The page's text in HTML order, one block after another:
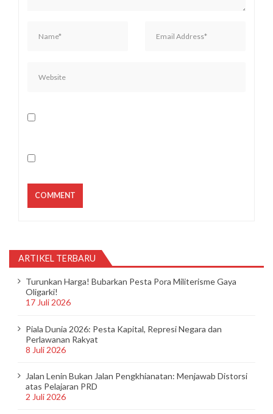
ARTIKEL TERBARU
Turunkan Harga! Bubarkan Pesta Pora Militerisme Gaya
Oligarki!
17 Juli 2026
Piala Dunia 2026: Pesta Kapital, Represi Negara dan
Perlawanan Rakyat
8 Juli 2026
Jalan Lenin Bukan Jalan Pengkhianatan: Menjawab Distorsi
atas Pelajaran PRD
2 Juli 2026